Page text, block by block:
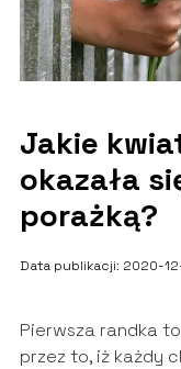
Jakie
okazała
porażką?
Data publikacji: 2020-
Pierwsza randka
przez to, iż każdy